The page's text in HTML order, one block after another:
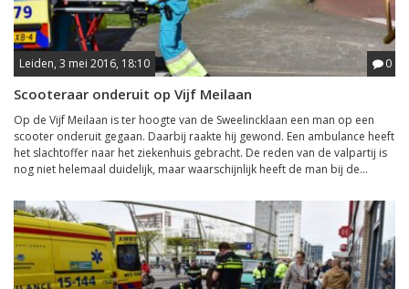
Leiden, 3 mei 2016, 18:10 0
Scooteraar onderuit op Vijf Meilaan
Op de Vijf Meilaan is ter hoogte van de Sweelincklaan een man op een
scooter onderuit gegaan. Daarbij raakte hij gewond. Een ambulance heeft
het slachtoffer naar het ziekenhuis gebracht. De reden van de valpartij is
nog niet helemaal duidelijk, maar waarschijnlijk heeft de man bij de...